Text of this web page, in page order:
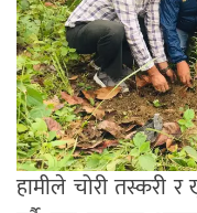
हामीले चोरी तस्करी